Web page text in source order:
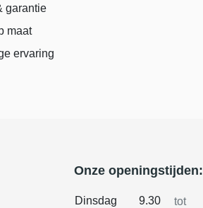
garantie
maat
ervaring
Onze openingstijden:
Dinsdag 9.30 tot